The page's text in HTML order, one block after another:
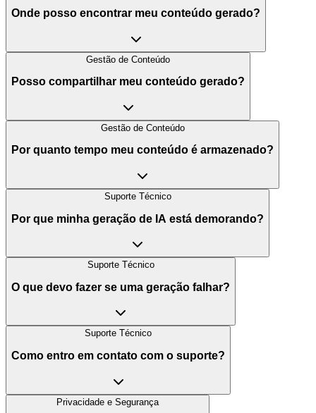
Onde posso encontrar meu conteúdo gerado?
Gestão de Conteúdo
Posso compartilhar meu conteúdo gerado?
Gestão de Conteúdo
Por quanto tempo meu conteúdo é armazenado?
Suporte Técnico
Por que minha geração de IA está demorando?
Suporte Técnico
O que devo fazer se uma geração falhar?
Suporte Técnico
Como entro em contato com o suporte?
Privacidade e Segurança